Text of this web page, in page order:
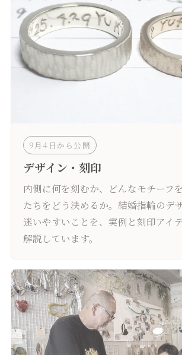
9月4日から公開
デザイン・刻印
内側に何を刻むか、どんなモチーフ
たちをどう決めるか。結婚指輪のデ
迷いやすいことを、実例と刻印アイ
解説しています。